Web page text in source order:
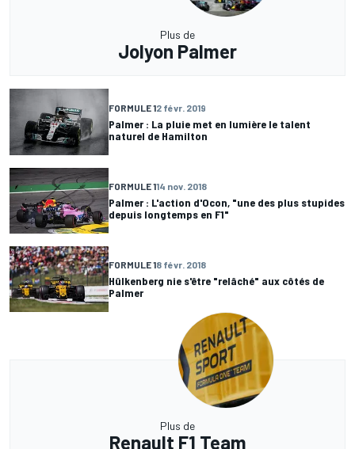
Plus de
Jolyon Palmer
FORMULE 12 févr. 2019
Palmer : La pluie met en lumière le talent
naturel de Hamilton
FORMULE 114 nov. 2018
Palmer : L'action d'Ocon, "une des plus stupides
depuis longtemps en F1"
FORMULE 18 févr. 2018
Hülkenberg nie s'être "relâché" aux côtés de
Palmer
Plus de
Renault F1 Team